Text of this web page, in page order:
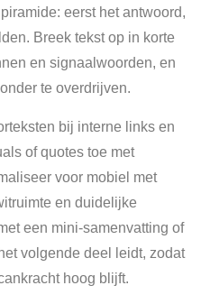
eerst het antwoord,
Breek tekst op in korte
en signaalwoorden, en
te overdrijven.
bij interne links en
of quotes toe met
voor mobiel met
en duidelijke
een mini-samenvatting of
volgende deel leidt, zodat
hoog blijft.